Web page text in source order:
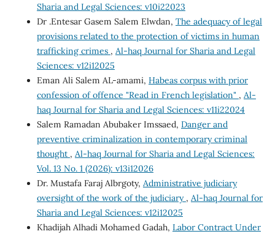
Sharia and Legal Sciences: v10i22023
Dr .Entesar Gasem Salem Elwdan, The adequacy of legal
provisions related to the protection of victims in human
trafficking crimes , Al-haq Journal for Sharia and Legal
Sciences: v12i12025
Eman Ali Salem AL-amami, Habeas corpus with prior
confession of offence "Read in French legislation" , Al-
haq Journal for Sharia and Legal Sciences: v11i22024
Salem Ramadan Abubaker Imssaed, Danger and
preventive criminalization in contemporary criminal
thought , Al-haq Journal for Sharia and Legal Sciences:
Vol. 13 No. 1 (2026): v13i12026
Dr. Mustafa Faraj Albrgoty, Administrative judiciary
oversight of the work of the judiciary , Al-haq Journal for
Sharia and Legal Sciences: v12i12025
Khadijah Alhadi Mohamed Gadah, Labor Contract Under